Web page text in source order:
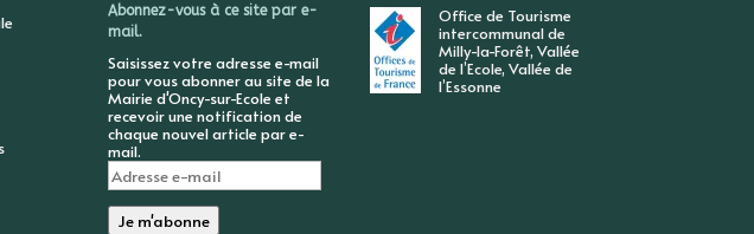
Abonnez-vous à ce site par e-
mail.
Saisissez votre adresse e-mail
pour vous abonner au site de la
Mairie d'Oncy-sur-Ecole et
recevoir une notification de
chaque nouvel article par e-
mail.
Adresse
e-
mail
Je m'abonne
Office de Tourisme
intercommunal de
Milly-la-Forêt, Vallée
de l’Ecole, Vallée de
l’Essonne